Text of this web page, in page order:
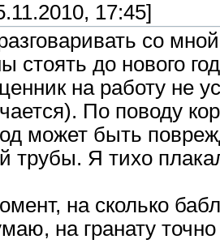
17:45]
со
стоять до нового
на работу не
По поводу
может быть
трубы. Я тихо
на сколько
на гранату точно